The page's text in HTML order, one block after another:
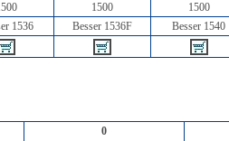
1500 1500
1536 Besser 1536F Besser 1540
0